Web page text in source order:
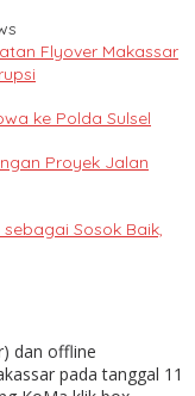
Flyover Makassar
ke Polda Sulsel
Proyek Jalan
Sosok Baik,
dan offline
pada tanggal 11